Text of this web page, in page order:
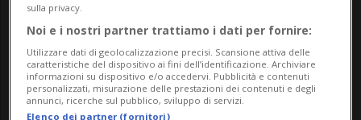
sulla privacy.
Noi e i nostri partner trattiamo i dati per fornire:
Utilizzare dati di geolocalizzazione precisi. Scansione attiva delle
caratteristiche del dispositivo ai fini dell’identificazione. Archiviare
informazioni su dispositivo e/o accedervi. Pubblicità e contenuti
personalizzati, misurazione delle prestazioni dei contenuti e degli
annunci, ricerche sul pubblico, sviluppo di servizi.
Elenco dei partner (fornitori)